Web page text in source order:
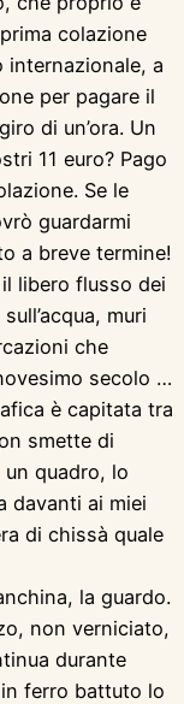
colazione
internazionale, a
per pagare il
di un’ora. Un
11 euro? Pago
Se le
guardarmi
a breve termine!
libero flusso dei
muri
che
secolo …
è capitata tra
smette di
quadro, lo
davanti ai miei
di chissà quale
la guardo.
non verniciato,
durante
ferro battuto lo